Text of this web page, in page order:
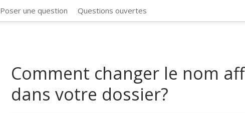
Poser une question Questions ouvertes
Comment changer le nom
dans votre dossier?